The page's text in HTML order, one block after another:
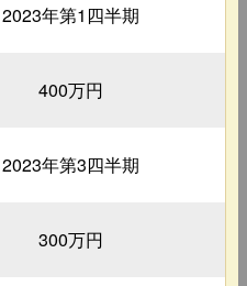
2023年第1四半期
400万円
2023年第3四半期
300万円